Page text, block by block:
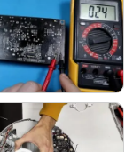
и долгий срок
в
без ущерба
качество каждой